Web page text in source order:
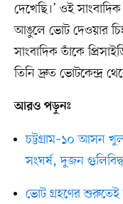
দেখেছি।’ ওই
আঙুলে ভোট দেওয়ার
সাংবাদিক তাঁকে
তিনি দ্রুত ভোটকেন্দ্র
আরও পড়ুনঃ
চট্টগ্রাম–১০ আসন
সংঘর্ষ, দুজন
ভোট গ্রহণের শুরুতেই